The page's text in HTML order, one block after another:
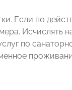
Если по
Исчислять
по